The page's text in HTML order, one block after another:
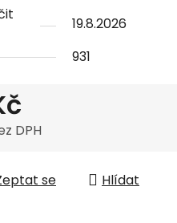
19.8.2026
931
DPH
se
Hlídat